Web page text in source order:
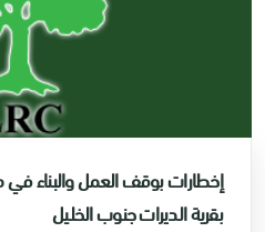
إخطارات بوقف العمل والبناء
بقرية الديرات جنوب الخليل